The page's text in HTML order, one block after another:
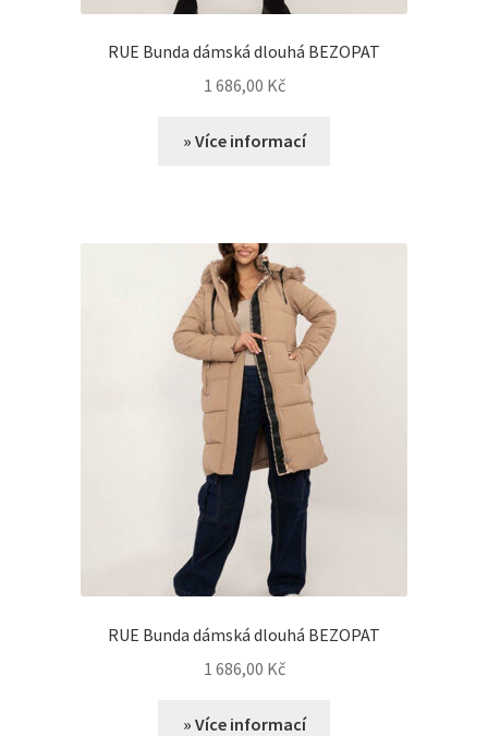
RUE Bunda dámská dlouhá BEZOPAT
1 686,00 Kč
» Více informací
RUE Bunda dámská dlouhá BEZOPAT
1 686,00 Kč
» Více informací